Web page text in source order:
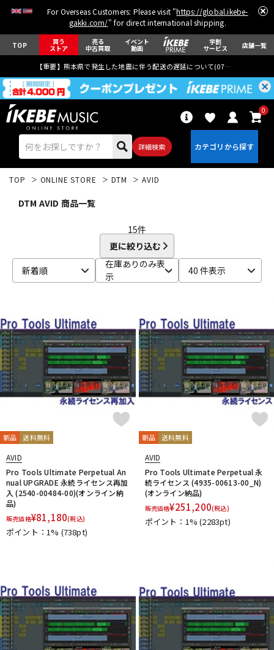
For Overseas Customers: Please visit "https://global.ikebe-
gakki.com/" for direct international shipping.
TOP 買う
ストア
売る
中古買取
イベント
動画
学割
サービス 店舗一覧
【重要】熊本県で発生した地震に伴う配送の遅延について(07月29日
詳細検索
0
ドラム パーカッション
キーボード 電子ピアノ
アンプ エフェクター
DJ機器 DTM
配信/ライブ機器 楽器アクセサリ
中古 ヴィンテージ
TOP ONLINE STORE DTM AVID
DTM AVID 商品一覧
15件
更に絞り込む
新着順
在庫ありのみ表
示
40 件表示
新品 送料無料
AVID
Pro Tools Ultimate Perpetual An
nual UPGRADE 永続ライセンス再加
入 (2540-00484-00)(オンライン納
品)
販売価格¥81,180(税込)
ポイント：1% (738pt)
新品 送料無料
AVID
Pro Tools Ultimate Perpetual 永
続ライセンス (4935-00613-00_N)
(オンライン納品)
販売価格¥251,200(税込)
ポイント：1%(2283pt)